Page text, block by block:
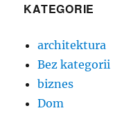
KATEGORIE
architektura
Bez kategorii
biznes
Dom